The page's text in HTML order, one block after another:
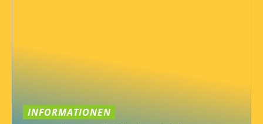
INFORMATIONEN